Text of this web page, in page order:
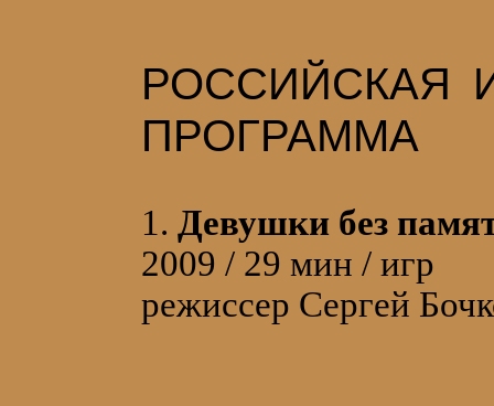
РОССИЙСКАЯ
ПРОГРАММА
1. Девушки без
2009 / 29 мин / игр
режиссер Сергей